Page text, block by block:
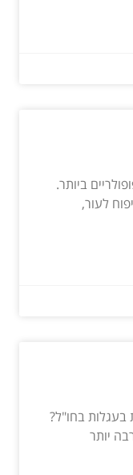
ביותר.
לעור,
בעגלות בחו"ל?
יותר